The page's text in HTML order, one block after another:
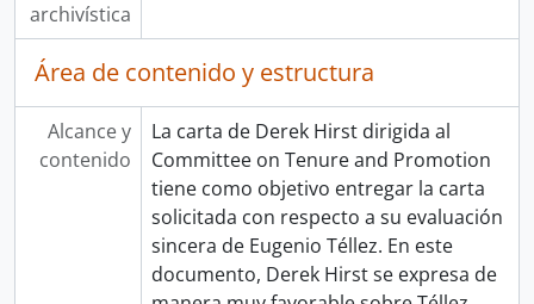
archivística
Área de contenido y estructura
Alcance y
contenido
La carta de Derek Hirst dirigida al
Committee on Tenure and Promotion
tiene como objetivo entregar la carta
solicitada con respecto a su evaluación
sincera de Eugenio Téllez. En este
documento, Derek Hirst se expresa de